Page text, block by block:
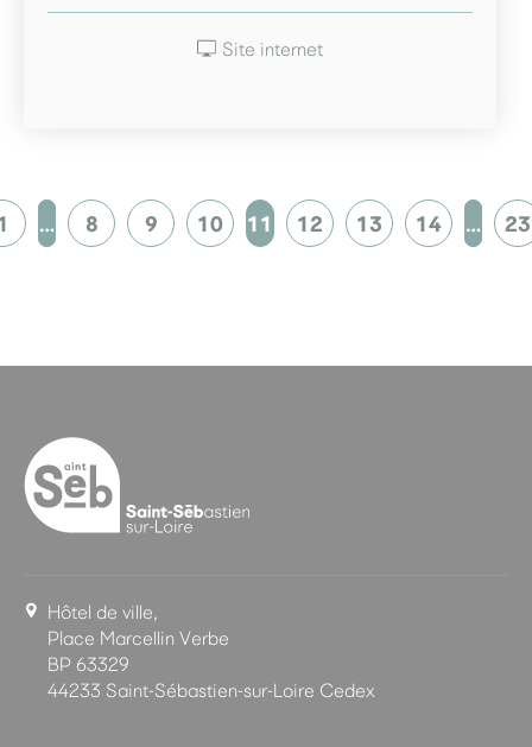
Site internet
… 8 9 10 11 12 13 14 … 23
Hôtel de ville,
Place Marcellin Verbe
BP 63329
44233 Saint-Sébastien-sur-Loire Cedex